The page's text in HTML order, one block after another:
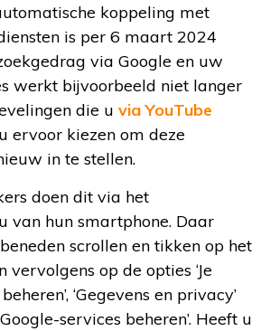
koppeling met
is per 6 maart 2024
via Google en uw
werkt bijvoorbeeld niet langer
die u via YouTube
ervoor kiezen om deze
in te stellen.
doen dit via het
van hun smartphone. Daar
scrollen en tikken op het
vervolgens op de opties ‘Je
‘Gegevens en privacy’
services beheren’. Heeft u